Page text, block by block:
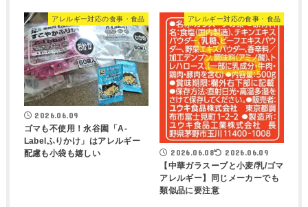
アレルギー対応の食事・食品
2026.06.09
ゴマも不使用！永谷園「A-
Labelふりかけ」はアレルギー
配慮も小袋も嬉しい
アレルギー対応の食事・食品
2026.06.08 2026.06.09
【中華ガラスープと小麦/乳/ゴマ
アレルギー】同じメーカーでも
類似品に要注意